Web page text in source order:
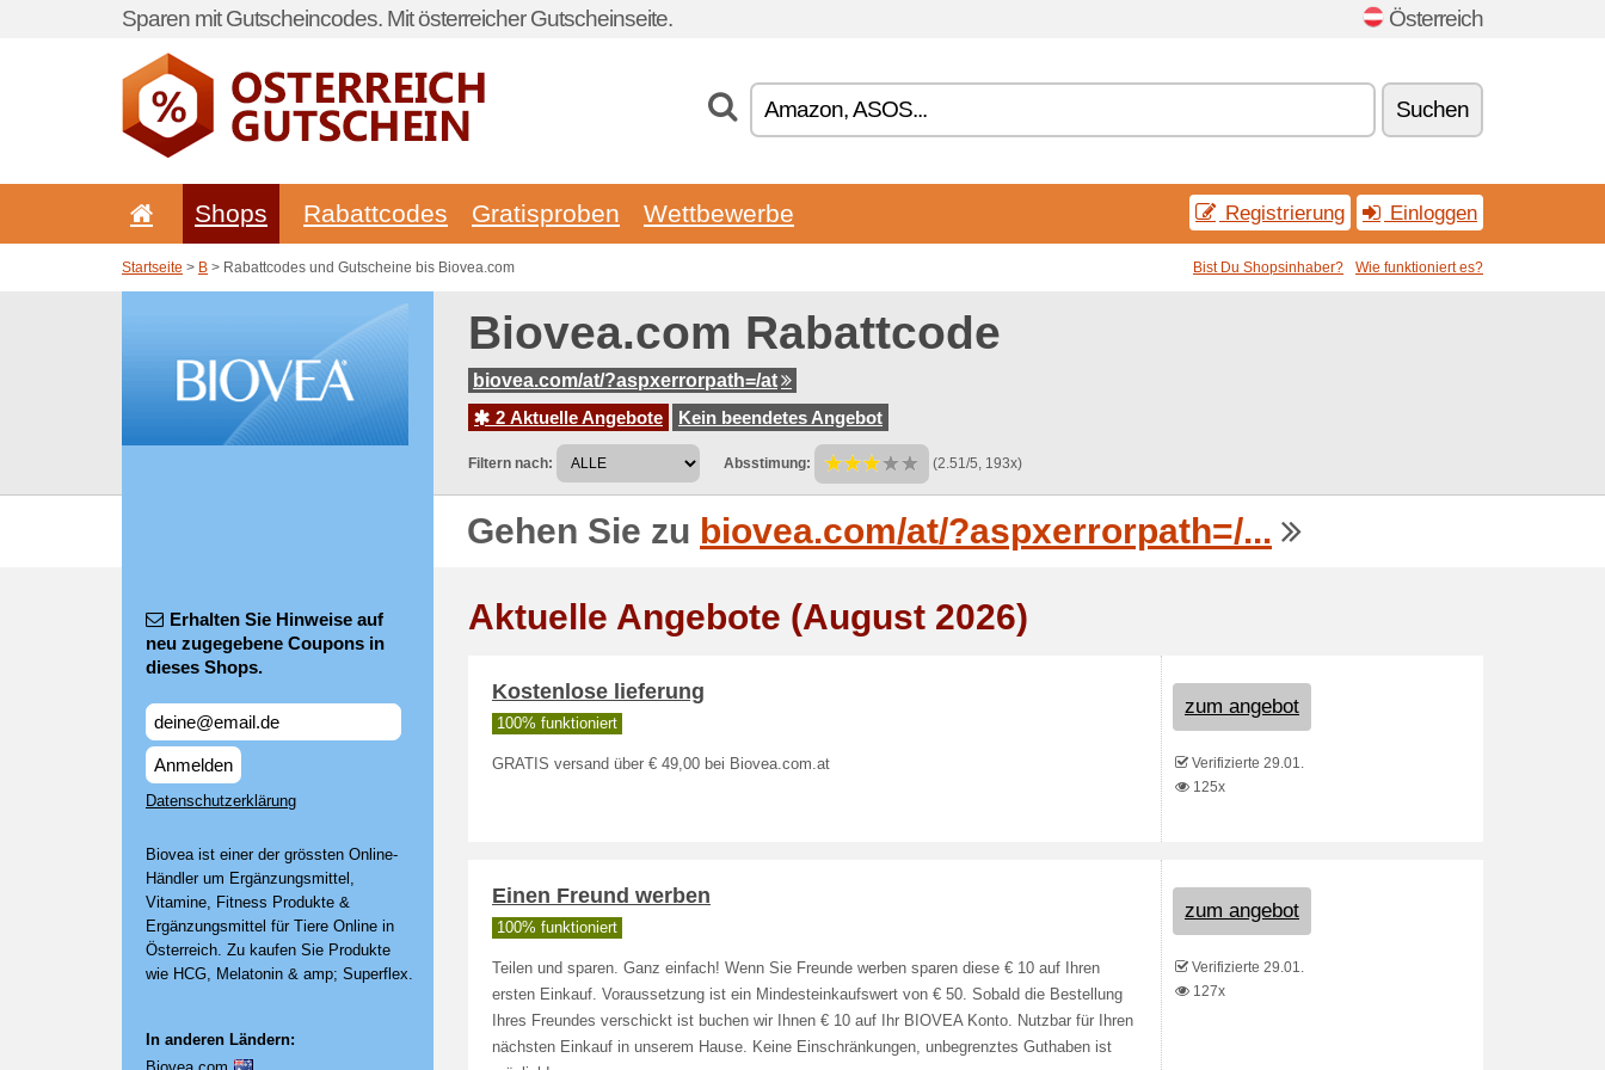
Sparen mit Gutscheincodes. Mit österreicher Gutscheinseite. Österreich
Suchen
Shops Rabattcodes Gratisproben Wettbewerbe Registrierung Einloggen
Startseite > B > Rabattcodes und Gutscheine bis Biovea.com Bist Du Shopsinhaber? Wie funktioniert es?
Biovea.com Rabattcode
biovea.com/at/?aspxerrorpath=/at
2 Aktuelle Angebote
Kein beendetes Angebot
Filtern nach: Absstimung: (2.51/5, 193x)
Gehen Sie zu biovea.com/at/?aspxerrorpath=/...
Erhalten Sie Hinweise auf
neu zugegebene Coupons in
dieses Shops.
Anmelden
Datenschutzerklärung
Biovea ist einer der grössten Online-
Händler um Ergänzungsmittel,
Vitamine, Fitness Produkte &
Ergänzungsmittel für Tiere Online in
Österreich. Zu kaufen Sie Produkte
wie HCG, Melatonin & amp; Superflex.
In anderen Ländern:
Aktuelle Angebote (August 2026)
Kostenlose lieferung
100% funktioniert
GRATIS versand über € 49,00 bei Biovea.com.at
zum angebot
Verifizierte 29.01.
125x
Einen Freund werben
100% funktioniert
Teilen und sparen. Ganz einfach! Wenn Sie Freunde werben sparen diese € 10 auf Ihren
ersten Einkauf. Voraussetzung ist ein Mindesteinkaufswert von € 50. Sobald die Bestellung
Ihres Freundes verschickt ist buchen wir Ihnen € 10 auf Ihr BIOVEA Konto. Nutzbar für Ihren
nächsten Einkauf in unserem Hause. Keine Einschränkungen, unbegrenztes Guthaben ist
zum angebot
Verifizierte 29.01.
127x